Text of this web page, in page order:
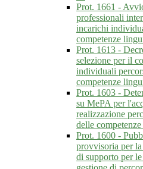
Prot. 1661 -
professionali
incarichi
competenze
Prot. 1613 -
selezione per il
individuali
competenze
Prot. 1603 -
su MePA per
realizzazione
delle
Prot. 1600 -
provvisoria per
di supporto per